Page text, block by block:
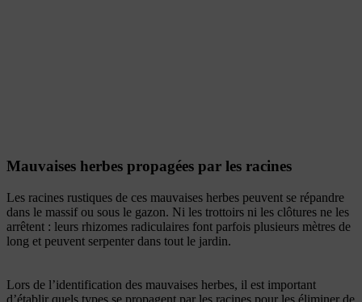
Mauvaises herbes propagées par les racines
Les racines rustiques de ces mauvaises herbes peuvent se répandre
dans le massif ou sous le gazon. Ni les trottoirs ni les clôtures ne les
arrêtent : leurs rhizomes radiculaires font parfois plusieurs mètres de
long et peuvent serpenter dans tout le jardin.
Lors de l’identification des mauvaises herbes, il est important
d’établir quels types se propagent par les racines pour les éliminer de